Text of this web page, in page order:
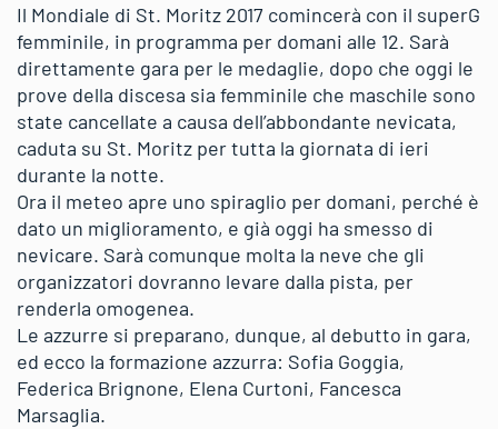
Il Mondiale di St. Moritz 2017 comincerà con il superG
femminile, in programma per domani alle 12. Sarà
direttamente gara per le medaglie, dopo che oggi le
prove della discesa sia femminile che maschile sono
state cancellate a causa dell’abbondante nevicata,
caduta su St. Moritz per tutta la giornata di ieri
durante la notte.
Ora il meteo apre uno spiraglio per domani, perché è
dato un miglioramento, e già oggi ha smesso di
nevicare. Sarà comunque molta la neve che gli
organizzatori dovranno levare dalla pista, per
renderla omogenea.
Le azzurre si preparano, dunque, al debutto in gara,
ed ecco la formazione azzurra: Sofia Goggia,
Federica Brignone, Elena Curtoni, Fancesca
Marsaglia.